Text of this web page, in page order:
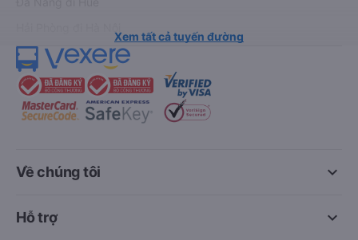
Xem tất cả tuyến đường
keyboard_arrow_down
Về chúng tôi
keyboard_arrow_down
Hỗ trợ